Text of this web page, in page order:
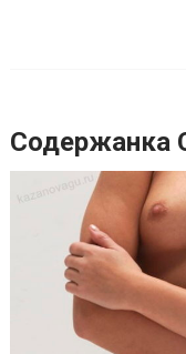
Содержанка